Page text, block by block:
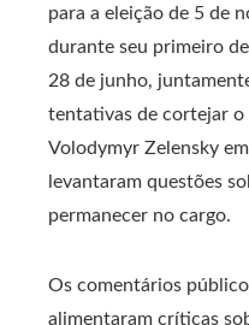
para a eleição de 5 de
durante seu primeiro
28 de junho,
tentativas de cortejar
Volodymyr Zelensky
levantaram questões
permanecer no cargo.
Os comentários
alimentaram críticas